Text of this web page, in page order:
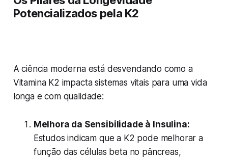
Potencializados pela K2
A ciência moderna está desvendando como a
Vitamina K2 impacta sistemas vitais para uma vida
longa e com qualidade:
Melhora da Sensibilidade à Insulina:
Estudos indicam que a K2 pode melhorar a
função das células beta no pâncreas,